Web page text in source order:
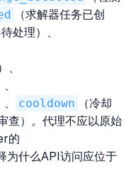
（求解器任务已创
处理）、
、
cooldown
（冷却
查）。代理不应以原始
的
为什么API访问应位于